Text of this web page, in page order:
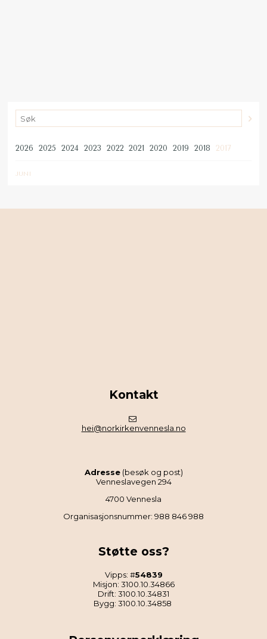
2026 2025 2024 2023 2022 2021 2020 2019 2018 2017
JUNI
Kontakt
hei@norkirkenvennesla.no
Adresse(besøk og post)
Venneslavegen 294
4700 Vennesla
Organisasjonsnummer: 988 846 988
Støtte oss?
Vipps: #54839
Misjon: 3100.10.34866
Drift: 3100.10.34831
Bygg: 3100.10.34858